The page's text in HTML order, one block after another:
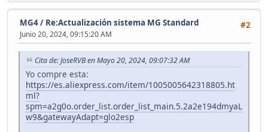
#2
MG4/ Re:Actualización sistema MG Standard
Junio 20, 2024, 09:15:20 AM
Cita de: JoseRVB en Mayo 20, 2024, 09:07:32 AM
Yo compre esta:
https://es.aliexpress.com/item/1005005642318805.ht
ml?
spm=a2g0o.order_list.order_list_main.5.2a2e194dmyaL
w9&gatewayAdapt=glo2esp